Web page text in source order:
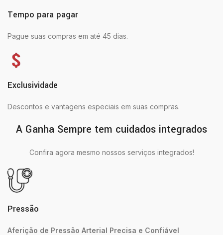
Tempo para pagar
Pague suas compras em até 45 dias.
Exclusividade
Descontos e vantagens especiais em suas compras.
A Ganha Sempre tem cuidados integrados
Confira agora mesmo nossos serviços integrados!
Pressão
Aferição de Pressão Arterial Precisa e Confiável